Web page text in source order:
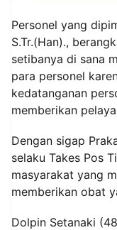
Personel yang
S.Tr.(Han).,
setibanya di sana
para personel
kedatanganan
memberikan
Dengan sigap
selaku Takes Pos
masyarakat yang
memberikan obat
Dolpin Setanaki